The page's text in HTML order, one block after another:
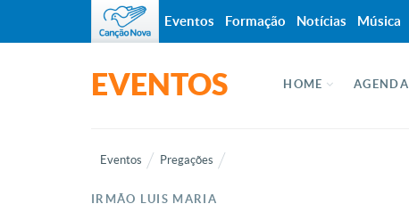
EVENTOS HOME AGENDA
Eventos Pregações
IRMÃO LUIS MARIA
Eventos Formação Notícias Música